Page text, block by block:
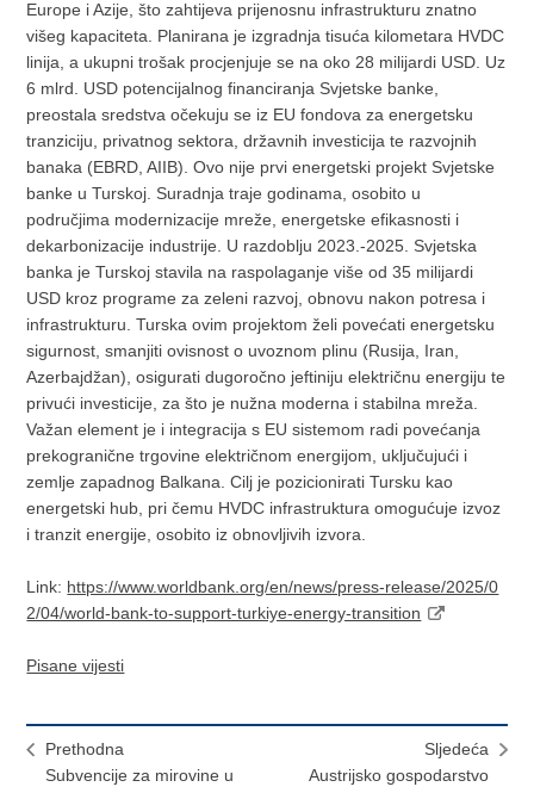
Europe i Azije, što zahtijeva prijenosnu infrastrukturu znatno
višeg kapaciteta. Planirana je izgradnja tisuća kilometara HVDC
linija, a ukupni trošak procjenjuje se na oko 28 milijardi USD. Uz
6 mlrd. USD potencijalnog financiranja Svjetske banke,
preostala sredstva očekuju se iz EU fondova za energetsku
tranziciju, privatnog sektora, državnih investicija te razvojnih
banaka (EBRD, AIIB). Ovo nije prvi energetski projekt Svjetske
banke u Turskoj. Suradnja traje godinama, osobito u
područjima modernizacije mreže, energetske efikasnosti i
dekarbonizacije industrije. U razdoblju 2023.-2025. Svjetska
banka je Turskoj stavila na raspolaganje više od 35 milijardi
USD kroz programe za zeleni razvoj, obnovu nakon potresa i
infrastrukturu. Turska ovim projektom želi povećati energetsku
sigurnost, smanjiti ovisnost o uvoznom plinu (Rusija, Iran,
Azerbajdžan), osigurati dugoročno jeftiniju električnu energiju te
privući investicije, za što je nužna moderna i stabilna mreža.
Važan element je i integracija s EU sistemom radi povećanja
prekogranične trgovine električnom energijom, uključujući i
zemlje zapadnog Balkana. Cilj je pozicionirati Tursku kao
energetski hub, pri čemu HVDC infrastruktura omogućuje izvoz
i tranzit energije, osobito iz obnovljivih izvora.
Link: https://www.worldbank.org/en/news/press-release/2025/0
2/04/world-bank-to-support-turkiye-energy-transition
Pisane vijesti
Prethodna
Subvencije za mirovine u
Sljedeća
Austrijsko gospodarstvo